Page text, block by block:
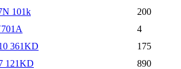
101k
200
4
361KD
175
121KD
890